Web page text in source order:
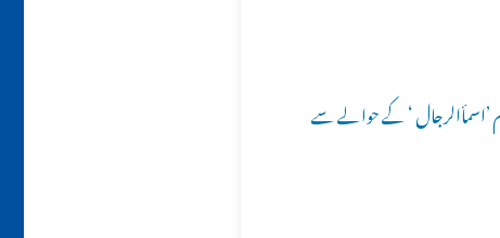
’اسمأالرجال ‘ کے حوالے سے